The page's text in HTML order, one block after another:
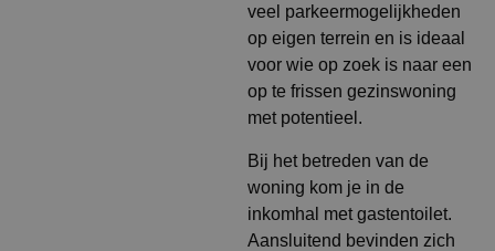
veel parkeermogelijkheden
op eigen terrein en is ideaal
voor wie op zoek is naar een
op te frissen gezinswoning
met potentieel.
Bij het betreden van de
woning kom je in de
inkomhal met gastentoilet.
Aansluitend bevinden zich